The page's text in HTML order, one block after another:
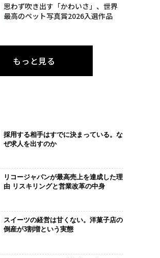
思わず吹き出す「かわいさ」、世界
最高のペット写真賞2026入選作品
もっと見る
採用する相手はすでに決まっている。な
ぜ求人を出すのか
リコージャパンが最高売上を達成した理
由 リスキリングと営業改革の中身
スイーツの経営は甘くない。洋菓子店の
倒産が3割増という実態